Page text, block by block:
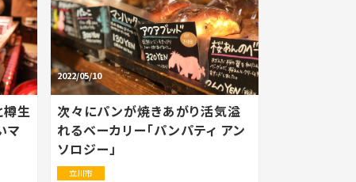
樽生
マ
2022/05/10
次々にパンが焼きあがり活気溢
れるベーカリー「パンパティ アン
ソロジー」
立川市